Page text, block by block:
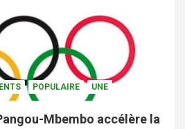
POPULAIRE UNE
Mbembo accélère la